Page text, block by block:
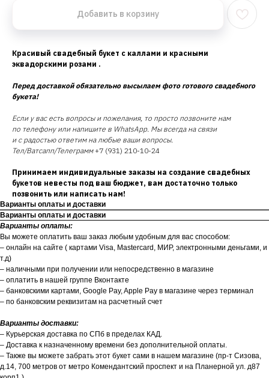
Добавить в корзину
Красивый свадебный букет с каллами и красными
эквадорскими розами .
Перед доставкой обязательно высылаем фото готового свадебного
букета!
Если у вас есть вопросы и пожелания, то просто позвоните нам
по телефону или напишите в WhatsApp. Мы всегда на связи
и с радостью ответим на любые ваши вопросы.
Тел/Ватсапп/Телеграмм+7 (931) 210-10-24
Принимаем индивидуальные заказы на создание свадебных
букетов невесты под ваш бюджет, вам достаточно только
позвонить или написать нам!
Варианты оплаты и доставки
Варианты оплаты и доставки
Варианты оплаты:
Вы можете оплатить ваш заказ любым удобным для вас способом:
– онлайн на сайте ( картами Visa, Mastercard, МИР, электронными деньгами, и
т.д)
– наличными при получении или непосредственно в магазине
– оплатить в нашей группе Вконтакте
– банковскими картами, Google Pay, Apple Pay в магазине через терминал
– по банковским реквизитам на расчетный счет
Варианты доставки:
– Курьерская доставка по СПб в пределах КАД.
– Доставка к назначенному времени без дополнительной оплаты.
– Также вы можете забрать этот букет сами в нашем магазине (пр-т Сизова,
д.14, 700 метров от метро Комендантский проспект и на Планерной ул. д87